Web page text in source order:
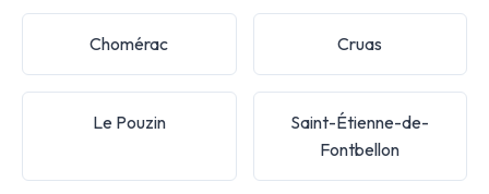
Chomérac Cruas
Le Pouzin
Saint-Étienne-de-
Fontbellon